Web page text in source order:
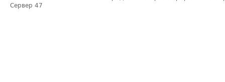
Сервер 47